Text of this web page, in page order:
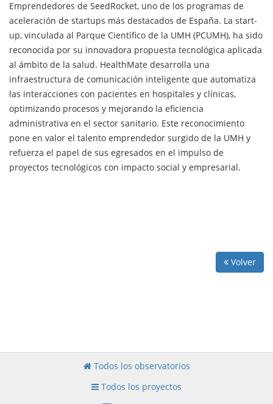
Emprendedores de SeedRocket, uno de los programas de
aceleración de startups más destacados de España. La start-
up, vinculada al Parque Científico de la UMH (PCUMH), ha sido
reconocida por su innovadora propuesta tecnológica aplicada
al ámbito de la salud. HealthMate desarrolla una
infraestructura de comunicación inteligente que automatiza
las interacciones con pacientes en hospitales y clínicas,
optimizando procesos y mejorando la eficiencia
administrativa en el sector sanitario. Este reconocimiento
pone en valor el talento emprendedor surgido de la UMH y
refuerza el papel de sus egresados en el impulso de
proyectos tecnológicos con impacto social y empresarial.
Volver
Todos los observatorios
Todos los proyectos